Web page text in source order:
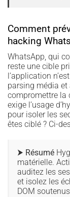
Comment
hacking
WhatsApp, qui
reste une cible
l’application
parsing média
compromettre la
exige l’usage
pour isoler les
êtes ciblé ? Ci-
⮞ Résumé
matérielle.
auditez les
et isolez les
DOM